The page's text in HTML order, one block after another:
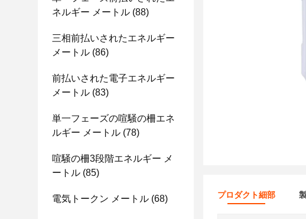
ネルギー メートル (88)
三相前払いされたエネルギー
メートル (86)
前払いされた電子エネルギー
メートル (83)
単一フェーズの喧騒の柵エネ
ルギー メートル (78)
喧騒の柵3段階エネルギー メ
ートル (85)
電気トークン メートル (68) プロダクト細部